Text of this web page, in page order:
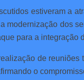
estiveram a
modernização dos
para a
de
o